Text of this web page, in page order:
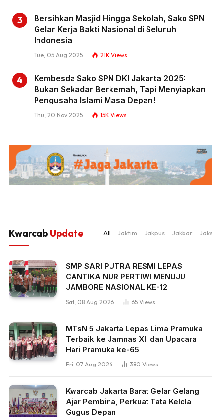
Bersihkan Masjid Hingga Sekolah, Sako SPN
Gelar Kerja Bakti Nasional di Seluruh
Indonesia
Tue, 05 Aug 2025 21K Views
Kembesda Sako SPN DKI Jakarta 2025:
Bukan Sekadar Berkemah, Tapi Menyiapkan
Pengusaha Islami Masa Depan!
Thu, 20 Nov 2025 15K Views
Kwarcab Update All Jaktim Jakpus Jakbar Jaksel
SMP SARI PUTRA RESMI LEPAS
CANTIKA NUR PERTIWI MENUJU
JAMBORE NASIONAL KE-12
Sat, 08 Aug 2026 65 Views
MTsN 5 Jakarta Lepas Lima Pramuka
Terbaik ke Jamnas XII dan Upacara
Hari Pramuka ke-65
Fri, 07 Aug 2026 380 Views
Kwarcab Jakarta Barat Gelar Gelang
Ajar Pembina, Perkuat Tata Kelola
Gugus Depan